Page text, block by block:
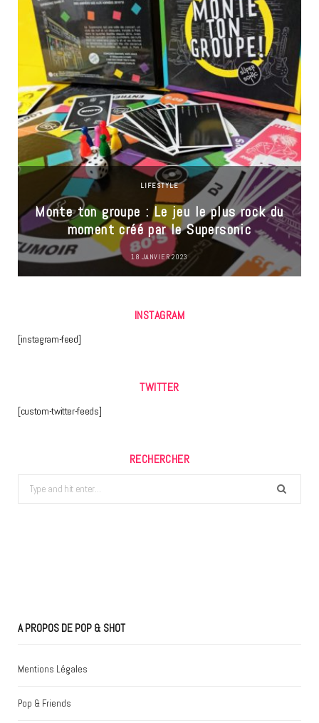
LIFESTYLE
Monte ton groupe : Le jeu le plus rock du
moment créé par le Supersonic
18 JANVIER 2023
INSTAGRAM
[instagram-feed]
TWITTER
[custom-twitter-feeds]
RECHERCHER
Search
for:
A PROPOS DE POP & SHOT
Mentions Légales
Pop & Friends